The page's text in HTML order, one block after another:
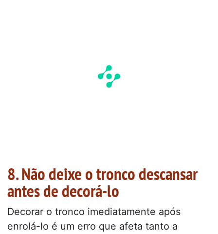
8. Não deixe o tronco descansar
antes de decorá-lo
Decorar o tronco imediatamente após
enrolá-lo é um erro que afeta tanto a